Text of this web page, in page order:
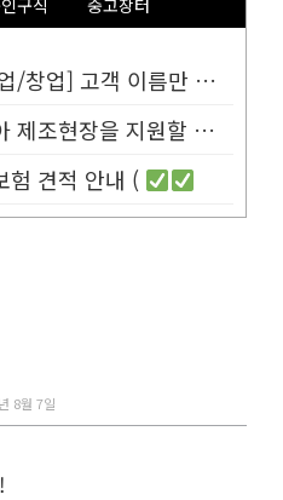
[미전역 | 스마트폰 부업/창업] 고객 이름만 넣으면 평생 연금 20% ...
[구인]미시간 및 조지아 제조현장을 지원할 Customer Service...
험 견적 안내 (
8월 7일